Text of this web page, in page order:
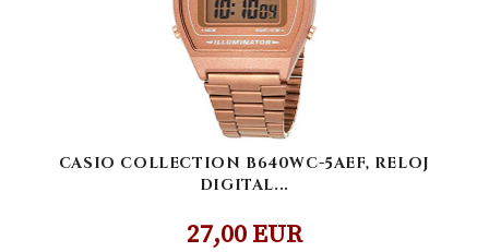
CASIO COLLECTION B640WC-5AEF, RELOJ
DIGITAL...
27,00 EUR